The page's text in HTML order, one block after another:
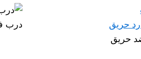
درب
حریق